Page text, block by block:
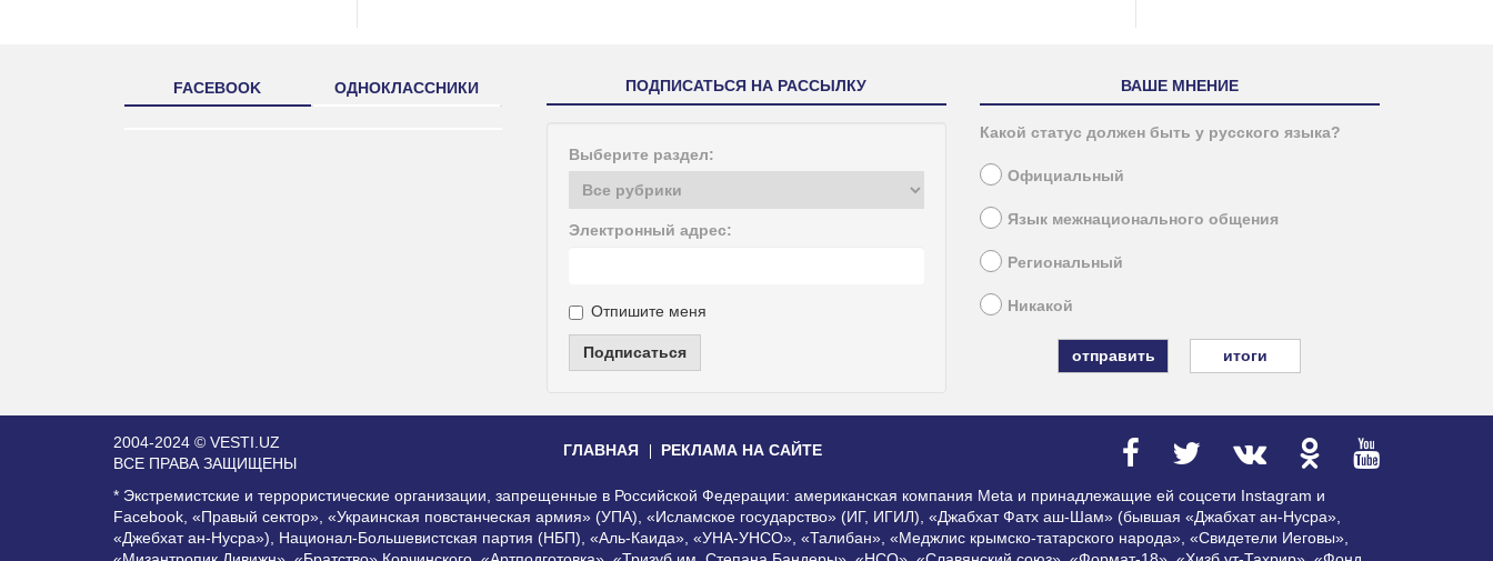
FACEBOOK ОДНОКЛАССНИКИ ПОДПИСАТЬСЯ НА РАССЫЛКУ
Выберите раздел:
Электронный адрес:
Отпишите меня
Подписаться
ВАШЕ МНЕНИЕ
Какой статус должен быть у русского языка?
Официальный
Язык межнационального общения
Региональный
Никакой
итоги
2004-2024 © VESTI.UZ
ВСЕ ПРАВА ЗАЩИЩЕНЫ
ГЛАВНАЯ РЕКЛАМА НА САЙТЕ
* Экстремистские и террористические организации, запрещенные в Российской Федерации: американская компания Meta и принадлежащие ей соцсети Instagram и
Facebook, «Правый сектор», «Украинская повстанческая армия» (УПА), «Исламское государство» (ИГ, ИГИЛ), «Джабхат Фатх аш-Шам» (бывшая «Джабхат ан-Нусра»,
«Джебхат ан-Нусра»), Национал-Большевистская партия (НБП), «Аль-Каида», «УНА-УНСО», «Талибан», «Меджлис крымско-татарского народа», «Свидетели Иеговы»,